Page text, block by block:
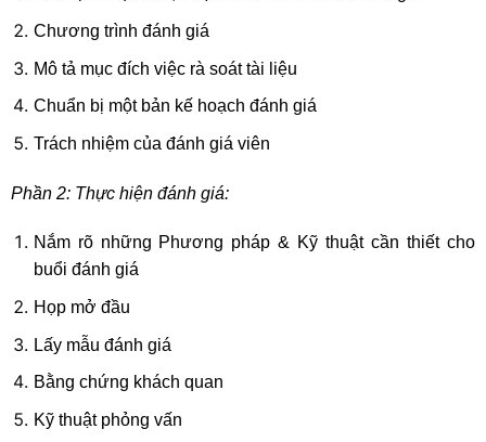
Chương trình đánh giá
Mô tả mục đích việc rà soát tài liệu
Chuẩn bị một bản kế hoạch đánh giá
Trách nhiệm của đánh giá viên
Phần 2: Thực hiện đánh giá:
Nắm rõ những Phương pháp & Kỹ thuật cần thiết cho
buổi đánh giá
Họp mở đầu
Lấy mẫu đánh giá
Bằng chứng khách quan
Kỹ thuật phỏng vấn